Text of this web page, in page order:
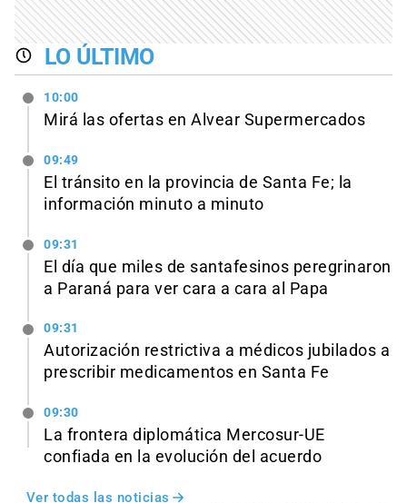
LO ÚLTIMO
10:00
Mirá las ofertas en Alvear Supermercados
09:49
El tránsito en la provincia de Santa Fe; la
información minuto a minuto
09:31
El día que miles de santafesinos peregrinaron
a Paraná para ver cara a cara al Papa
09:31
Autorización restrictiva a médicos jubilados a
prescribir medicamentos en Santa Fe
09:30
La frontera diplomática Mercosur-UE
confiada en la evolución del acuerdo
Ver todas las noticias